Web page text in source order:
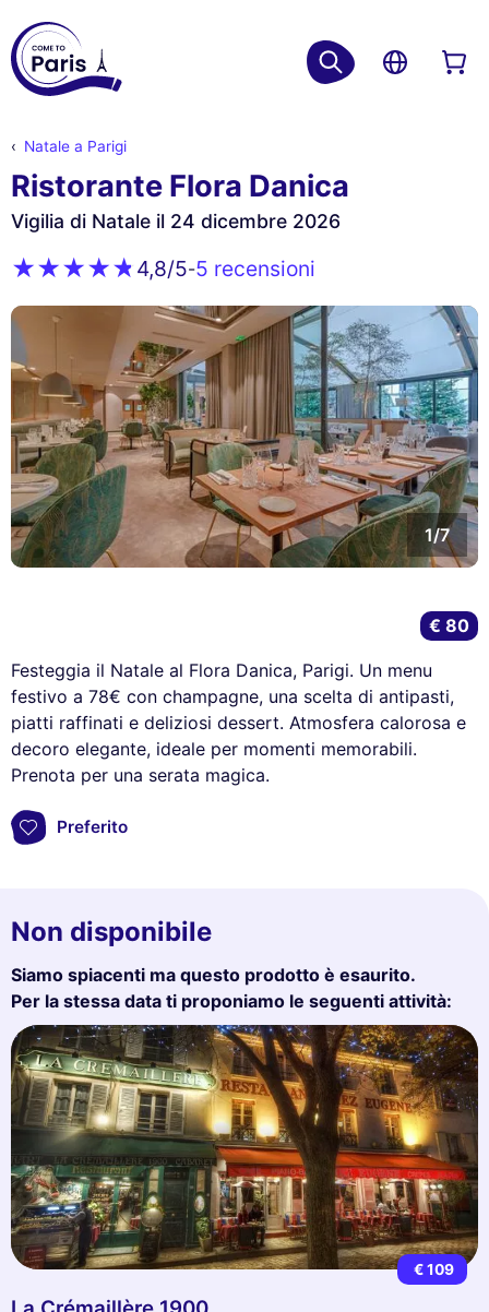
Natale a Parigi
Ristorante Flora Danica
Vigilia di Natale il 24 dicembre 2026
4,8/5-5 recensioni
1/7
Festeggia il Natale al Flora Danica, Parigi. Un menu
festivo a 78€ con champagne, una scelta di antipasti,
piatti raffinati e deliziosi dessert. Atmosfera calorosa e
decoro elegante, ideale per momenti memorabili.
Prenota per una serata magica.
Preferito
€ 80
Non disponibile
Siamo spiacenti ma questo prodotto è esaurito.
Per la stessa data ti proponiamo le seguenti attività:
€ 109